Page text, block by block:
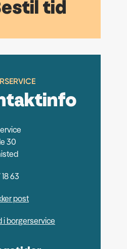
tid
30
18 63
post
i borgerservice